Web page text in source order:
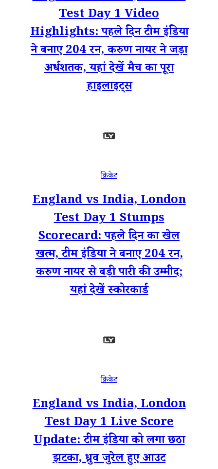
Test Day 1 Video
Highlights: पहले दिन टीम इंडिया
ने बनाए 204 रन, करुण नायर ने जड़ा
अर्धशतक, यहां देखें मैच का पूरा
हाइलाइट्स
क्रिकेट
England vs India, London
Test Day 1 Stumps
Scorecard: पहले दिन का खेल
खत्म, टीम इंडिया ने बनाए 204 रन,
करुण नायर से बड़ी पारी की उम्मीद;
यहां देखें स्कोरकार्ड
क्रिकेट
England vs India, London
Test Day 1 Live Score
Update: टीम इंडिया को लगा छठा
झटका, ध्रुव जुरेल हुए आउट